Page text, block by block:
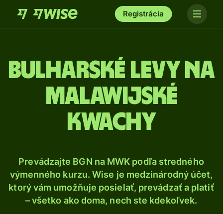
Registrácia
Bulharské levy na
malawijské
kwachy
Prevádzajte BGN na MWK podľa stredného
výmenného kurzu. Wise je medzinárodný účet,
ktorý vám umožňuje posielať, prevádzať a platiť
– všetko ako doma, nech ste kdekoľvek.